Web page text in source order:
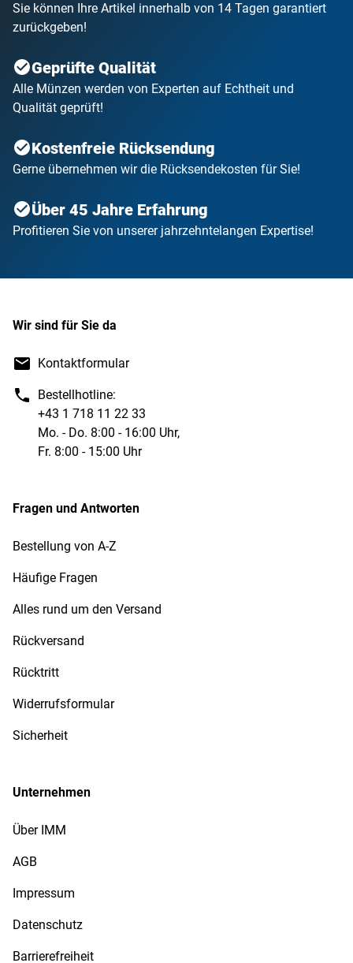
Sie können Ihre Artikel innerhalb von 14 Tagen garantiert
zurückgeben!
Geprüfte Qualität
Alle Münzen werden von Experten auf Echtheit und
Qualität geprüft!
Kostenfreie Rücksendung
Gerne übernehmen wir die Rücksendekosten für Sie!
Über 45 Jahre Erfahrung
Profitieren Sie von unserer jahrzehntelangen Expertise!
Wir sind für Sie da
Kontaktformular
Bestellhotline:
+43 1 718 11 22 33
Mo. - Do. 8:00 - 16:00 Uhr,
Fr. 8:00 - 15:00 Uhr
Fragen und Antworten
Bestellung von A-Z
Häufige Fragen
Alles rund um den Versand
Rückversand
Rücktritt
Widerrufsformular
Sicherheit
Unternehmen
Über IMM
AGB
Impressum
Datenschutz
Barrierefreiheit